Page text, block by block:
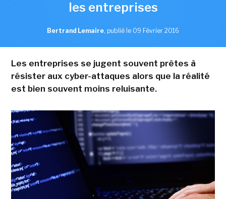
les entreprises
Bertrand Lemaire, publié le 09 Février 2016
Les entreprises se jugent souvent prêtes à
résister aux cyber-attaques alors que la réalité
est bien souvent moins reluisante.